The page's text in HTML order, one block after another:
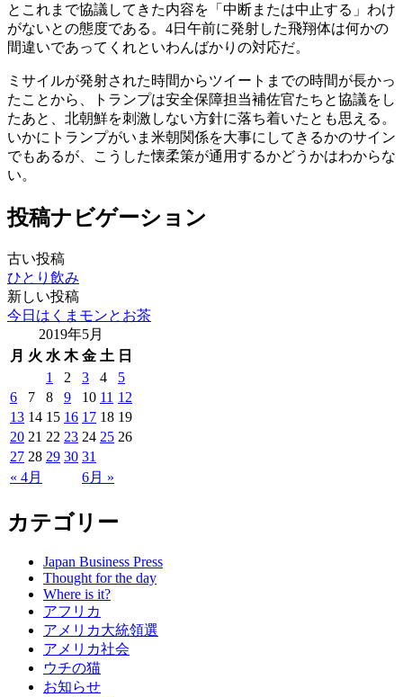
とこれまで協議してきた内容を「中断または中止する」わけ
がないとの態度である。4日午前に発射した飛翔体は何かの
間違いであってくれといわんばかりの対応だ。
ミサイルが発射された時間からツイートまでの時間が長かっ
たことから、トランプは安全保障担当補佐官たちと協議をし
たあと、北朝鮮を刺激しない方針に落ち着いたとも思える。
いかにトランプがいま米朝関係を大事にしてきるかのサイン
でもあるが、こうした懐柔策が通用するかどうかはわからな
い。
投稿ナビゲーション
古い投稿
ひとり飲み
新しい投稿
今日はくまモンとお茶
2019年5月
月 火 水 木 金 土 日
« 4月 6月 »
1 2 3 4
5
6
7 8 9 10 11 12
13 14 15 16 17 18 19
20 21 22 23 24 25 26
27 28 29 30 31
カテゴリー
Japan Business Press
Thought for the day
Where is it?
アフリカ
アメリカ大統領選
アメリカ社会
ウチの猫
お知らせ